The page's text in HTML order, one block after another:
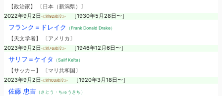
【政治家】 〔日本（新潟県）〕
2022年9月2日 ≪満92歳没≫ ［1930年5月28日〜］
フランク＝ドレイク （Frank Donald Drake）
【天文学者】 〔アメリカ〕
2023年9月2日 ≪満76歳没≫ ［1946年12月6日〜］
サリフ＝ケイタ （Salif Keïta）
【サッカー】 〔マリ共和国〕
2023年9月2日 ≪満103歳没≫ ［1920年3月18日〜］
佐藤 忠吉（さとう・ちゅうきち）